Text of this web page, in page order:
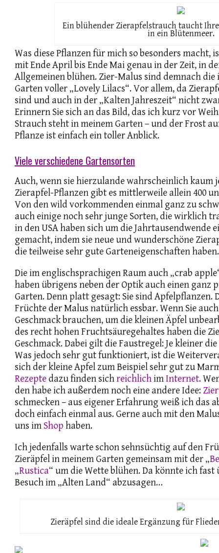
Ein blühender Zierapfelstrauch taucht
in ein Blütenmeer.
Was diese Pflanzen für mich so besonders
mit Ende April bis Ende Mai genau in der Zeit, in
Allgemeinen blühen. Zier-Malus sind demnach
Garten voller „Lovely Lilacs“. Vor allem, da
sind und auch in der „Kalten Jahreszeit“ nicht
Erinnern Sie sich an das Bild, das ich kurz vor
Strauch steht in meinem Garten – und der Frost
Pflanze ist einfach ein toller Anblick.
Viele verschiedene Gartensorten
Auch, wenn sie hierzulande wahrscheinlich kaum
Zierapfel-Pflanzen gibt es mittlerweile allein 400
Von den wild vorkommenden einmal ganz zu
auch einige noch sehr junge Sorten, die wirklich
in den USA haben sich um die Jahrtausendwende
gemacht, indem sie neue und wunderschöne
die teilweise sehr gute Garteneigenschaften haben.
Die im englischsprachigen Raum auch „crab
haben übrigens neben der Optik auch einen ganz
Garten. Denn platt gesagt: Sie sind Apfelpflanzen.
Früchte der Malus natürlich essbar. Wenn Sie
Geschmack brauchen, um die kleinen Äpfel
des recht hohen Fruchtsäuregehaltes haben die
Geschmack. Dabei gilt die Faustregel: Je kleiner
Was jedoch sehr gut funktioniert, ist die
sich der kleine Apfel zum Beispiel sehr gut zu
Rezepte dazu finden sichreichlichimInternet.
den habe ich außerdem noch eine andere Idee:
schmecken – aus eigener Erfahrung weiß ich das
doch einfach einmal aus. Gerne auch mit den
uns im Shop haben.
Ich jedenfalls warte schon sehnsüchtig auf den
Zieräpfel in meinem Garten gemeinsam mit der „
„Rustica“ um die Wette blühen. Da könnte ich
Besuch im „Alten Land“ abzusagen…
Zieräpfel sind die ideale Ergänzung für